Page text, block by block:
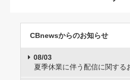
CBnewsからのお知らせ
08/03
夏季休業に伴う配信に関する